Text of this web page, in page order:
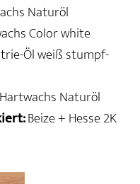
Naturöl
Color white
Öl weiß stumpf-
Naturöl
Beize + Hesse 2K